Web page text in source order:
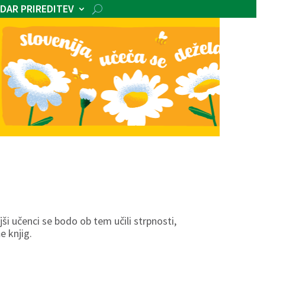
PRIREDITEV
učenci se bodo ob tem učili strpnosti,
knjig.